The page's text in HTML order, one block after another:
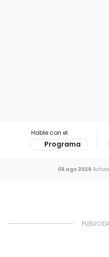
Hable con el
Programa
06 ago 2026